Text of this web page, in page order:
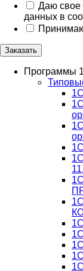
Даю свое
данных в
Заказать
Программы